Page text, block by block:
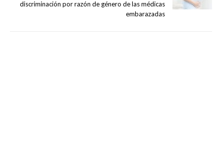
discriminación por razón de género de las médicas
embarazadas